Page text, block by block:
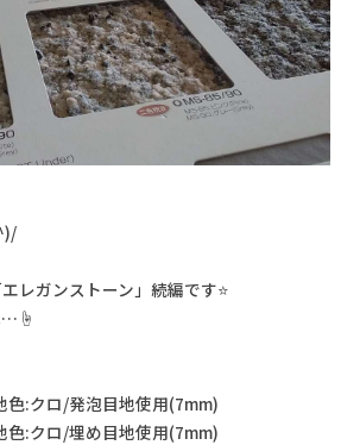
レガンストーン」続編です⭐
…☝
:クロ/発泡目地使用(7mm)
:クロ/埋め目地使用(7mm)